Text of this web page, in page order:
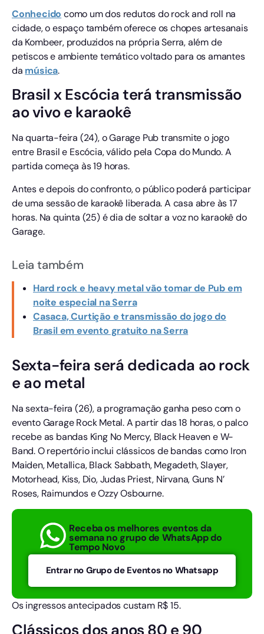
Conhecido como um dos redutos do rock and roll na
cidade, o espaço também oferece os chopes artesanais
da Kombeer, produzidos na própria Serra, além de
petiscos e ambiente temático voltado para os amantes
da música.
Brasil x Escócia terá transmissão
ao vivo e karaokê
Na quarta-feira (24), o Garage Pub transmite o jogo
entre Brasil e Escócia, válido pela Copa do Mundo. A
partida começa às 19 horas.
Antes e depois do confronto, o público poderá participar
de uma sessão de karaokê liberada. A casa abre às 17
horas. Na quinta (25) é dia de soltar a voz no karaokê do
Garage.
Leia também
Hard rock e heavy metal vão tomar de Pub em
noite especial na Serra
Casaca, Curtição e transmissão do jogo do
Brasil em evento gratuito na Serra
Sexta-feira será dedicada ao rock
e ao metal
Na sexta-feira (26), a programação ganha peso com o
evento Garage Rock Metal. A partir das 18 horas, o palco
recebe as bandas King No Mercy, Black Heaven e W-
Band. O repertório inclui clássicos de bandas como Iron
Maiden, Metallica, Black Sabbath, Megadeth, Slayer,
Motorhead, Kiss, Dio, Judas Priest, Nirvana, Guns N’
Roses, Raimundos e Ozzy Osbourne.
Receba os melhores eventos da
semana no grupo de WhatsApp do
Tempo Novo
Entrar no Grupo de Eventos no Whatsapp
Os ingressos antecipados custam R$ 15.
Clássicos dos anos 80 e 90